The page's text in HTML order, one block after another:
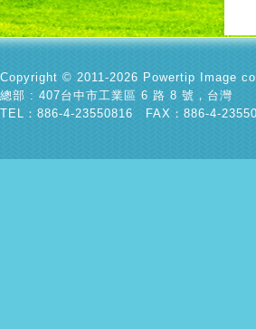
Copyright © 2011-2026 Powertip Image
總部 : 407台中市工業區 6 路 8 號，台灣
TEL：886-4-23550816 FAX：886-4-